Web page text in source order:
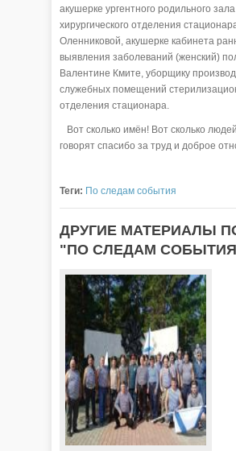
акушерке ургентного родильного зала
хирургического отделения
Оленниковой, акушерке кабинета
выявления заболеваний (женский)
Валентине Кмите, уборщику
служебных помещений
отделения стационара.
Вот сколько имён! Вот сколько
говорят спасибо за труд и доброе
Теги: По следам события
ДРУГИЕ МАТЕРИАЛЫ
"ПО СЛЕДАМ